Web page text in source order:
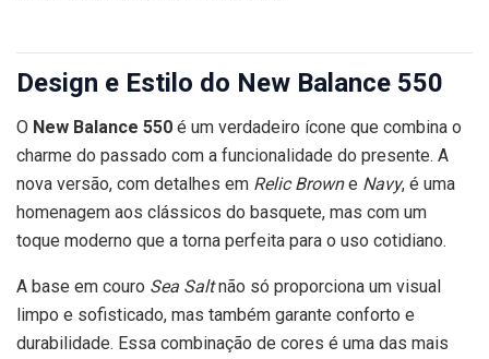
Design e Estilo do New Balance 550
O New Balance 550 é um verdadeiro ícone que combina o
charme do passado com a funcionalidade do presente. A
nova versão, com detalhes em Relic Browne Navy, é uma
homenagem aos clássicos do basquete, mas com um
toque moderno que a torna perfeita para o uso cotidiano.
A base em couro Sea Saltnão só proporciona um visual
limpo e sofisticado, mas também garante conforto e
durabilidade. Essa combinação de cores é uma das mais